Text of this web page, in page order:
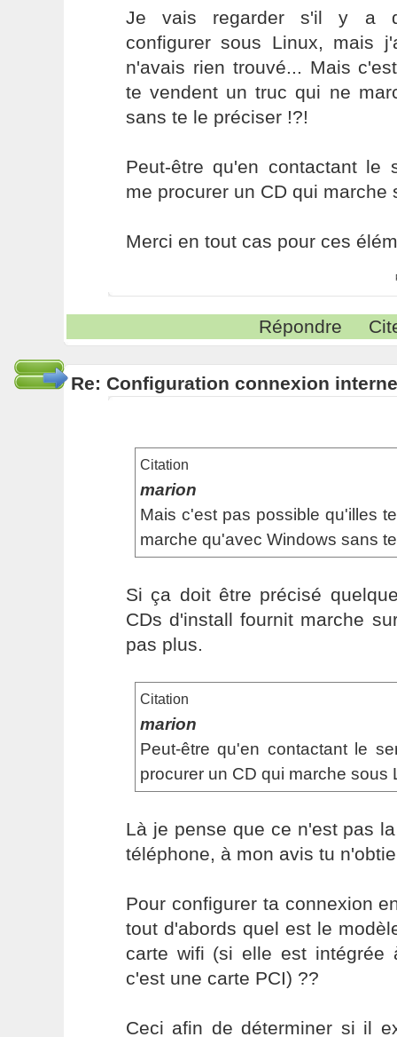
Je vais regarder s'il y a
configurer sous Linux, mais
n'avais rien trouvé... Mais
te vendent un truc qui ne
sans te le préciser !?!
Peut-être qu'en contactant le
me procurer un CD qui marche
Merci en tout cas pour ces
Répondre
Re: Configuration connexion
Citation
marion
Mais c'est pas possible qu'illes
marche qu'avec Windows sans
Si ça doit être précisé
CDs d'install fournit marche
pas plus.
Citation
marion
Peut-être qu'en contactant le
procurer un CD qui marche sous
Là je pense que ce n'est pas
téléphone, à mon avis tu
Pour configurer ta connexion
tout d'abords quel est le
carte wifi (si elle est intégrée
c'est une carte PCI) ??
Ceci afin de déterminer si il